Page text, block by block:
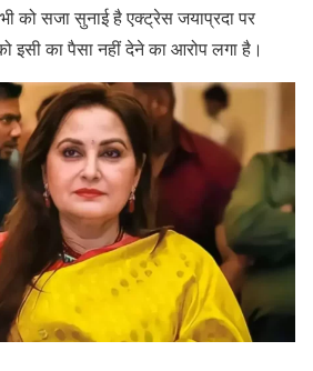
को सजा सुनाई है एक्ट्रेस जयाप्रदा पर
इसी का पैसा नहीं देने का आरोप लगा है।